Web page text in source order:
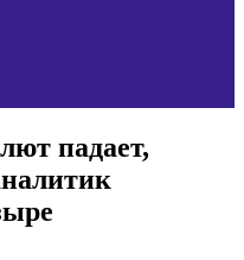
падает,